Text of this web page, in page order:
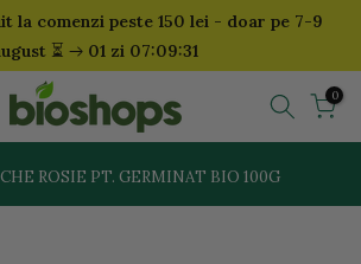
la comenzi peste 150 lei - doar pe 7-9
⏳ 01 zi 07:09:31
0
ROSIE PT. GERMINAT BIO 100G